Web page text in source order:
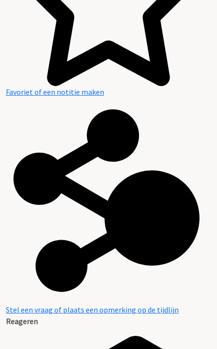
Favoriet of een notitie maken
Stel een vraag of plaats een opmerking op de tijdlijn
Reageren